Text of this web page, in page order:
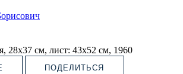
28х37 см, лист: 43х52 см, 1960
ПОДЕЛИТЬСЯ